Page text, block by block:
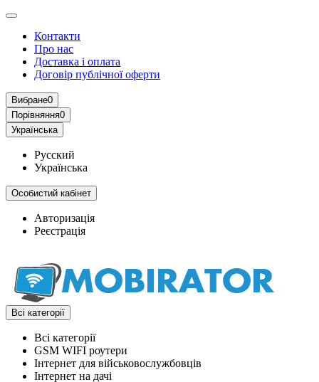
Контакти
Про нас
Доставка і оплата
Договір публічної оферти
Вибране0
Порівняння0
Українська
Русский
Українська
Особистий кабінет
Авторизація
Реєстрація
Всі категорії
Всі категорії
GSM WIFI роутери
Інтернет для військовослужбовців
Інтернет на дачі